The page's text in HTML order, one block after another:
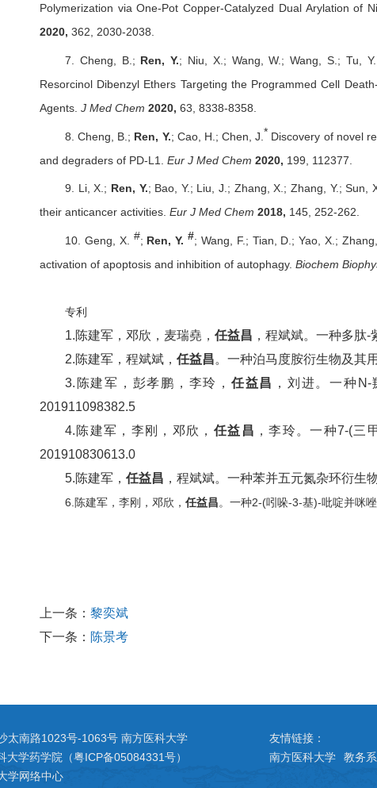
Polymerization via One-Pot Copper-Catalyzed Dual Arylation of
2020, 362, 2030-2038.
7. Cheng, B.; Ren, Y.; Niu, X.; Wang, W.; Wang, S.; Tu,
Resorcinol Dibenzyl Ethers Targeting the Programmed Cell
Agents. J Med Chem 2020, 63, 8338-8358.
8. Cheng, B.; Ren, Y.; Cao, H.; Chen, J. * Discovery of novel
and degraders of PD-L1. Eur J Med Chem 2020, 199, 112377.
9. Li, X.; Ren, Y.; Bao, Y.; Liu, J.; Zhang, X.; Zhang, Y.; Sun,
their anticancer activities. Eur J Med Chem 2018, 145, 252-262.
10. Geng, X. #; Ren, Y. #; Wang, F.; Tian, D.; Yao, X.;
activation of apoptosis and inhibition of autophagy. Biochem
专利
1.陈建军，邓欣，麦瑞堯， 任益昌 ，程斌斌。一种多肽
2.陈建军，程斌斌， 任益昌。一种泊马度胺衍生物及其
3.陈建军，彭孝鹏，李玲， 任益昌 ，刘进。一种
201911098382.5
4.陈建军，李刚，邓欣， 任益昌 ，李玲。一种7-(三
201910830613.0
5.陈建军， 任益昌 ，程斌斌。一种苯并五元氮杂环衍生
6.陈建军，李刚，邓欣， 任益昌。一种2-(吲哚-3-基)-吡啶并咪
上一条： 黎奕斌
下一条： 陈景考
太南路1023号-1063号 南方医科大学
大学药学院（粤ICP备05084331号）
学网络中心
友情链接：
南方医科大学
教务